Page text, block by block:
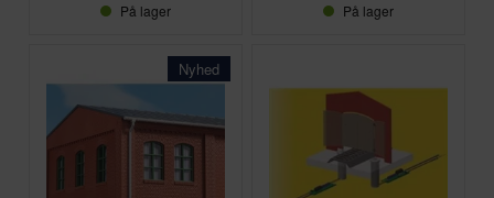
På lager På lager
Nyhed